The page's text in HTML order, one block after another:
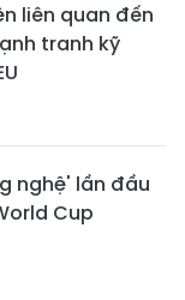
liên quan đến
tranh kỹ
nghệ' lần đầu
Cup